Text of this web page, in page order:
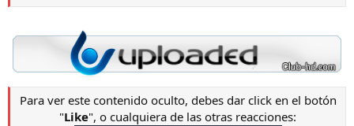
Para ver este contenido oculto, debes dar click en el botón
"Like", o cualquiera de las otras reacciones: